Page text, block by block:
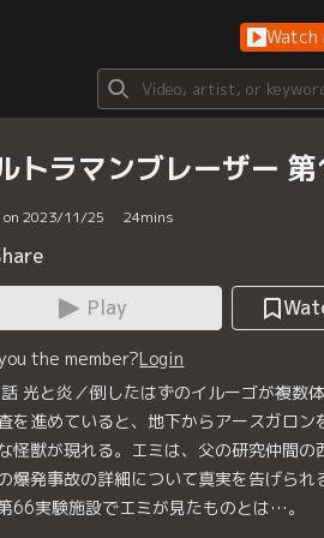
Watch
トラマンブレーザー
2023/11/25 24mins
Play
the member?Login
光と炎／倒したはずのイルーゴが複数
を進めていると、地下からアースガロン
怪獣が現れる。エミは、父の研究仲間の
爆発事故の詳細について真実を告げられ
66実験施設でエミが見たものとは…。